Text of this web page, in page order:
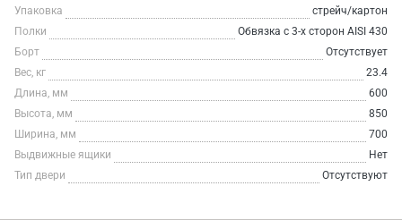
Упаковка
стрейч/картон
Полки
Обвязка с 3-х сторон AISI 430
Борт
Отсутствует
Вес, кг
23.4
Длина, мм
600
Высота, мм
850
Ширина, мм
700
Выдвижные ящики
Нет
Тип двери
Отсутствуют